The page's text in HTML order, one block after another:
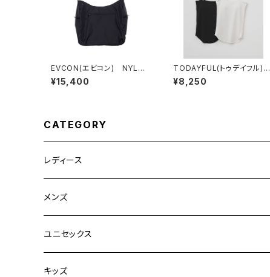
EVCON(エビコン) NYLON
ROUND BAG
¥15,400
TODAYFUL(トゥデイフル)
Cupin Flatseam Camisol
e
¥8,250
CATEGORY
レディース
CLANE
TOPS
BOTTOMS
TEN.
ETRE TOKYO
メンズ
FUJITO
TOPS
CURLY
ユニセックス
20/80
キッズ